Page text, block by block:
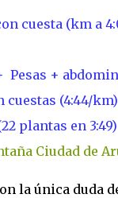
cuesta (km a
+
cuestas (4:44/
plantas en 3:49)
Ciudad de
la única duda